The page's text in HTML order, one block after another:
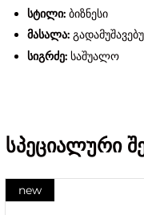
სტილი:ბიზნესი
მასალა:
სიგრძე:საშუალო
სპეციალური
new